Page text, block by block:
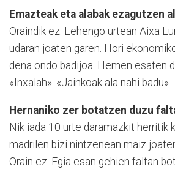
Emazteak eta alabak ezagutzen
Oraindik ez. Lehengo urtean Aixa
udaran joaten garen. Hori
dena on­do badijoa. He­men esaten
«Inxalah». «Jain­koak ala nahi badu».
Hernaniko zer botatzen duzu
Nik iada 10 urte daramazkit herritik
madrilen bizi nintzenean maiz
Orain ez. Egia esan gehien faltan